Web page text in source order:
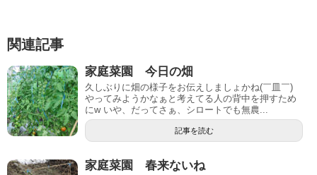
関連記事
家庭菜園 今日の畑
久しぶりに畑の様子をお伝えしましょかね(￣皿￣)
やってみようかなぁと考えてる人の背中を押すため
にw いや、だってさぁ、シロートでも無農...
記事を読む
家庭菜園 春来ないね